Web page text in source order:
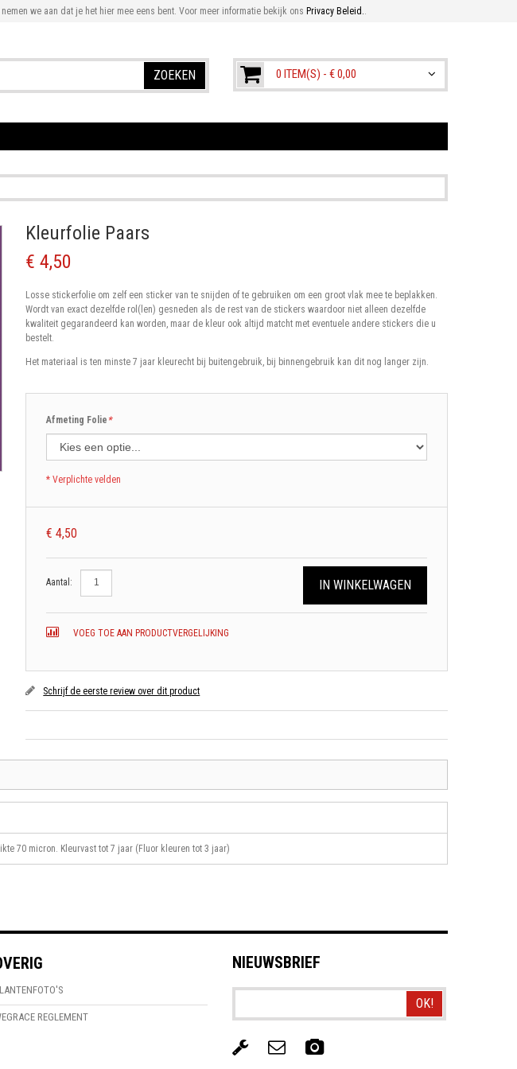
we aan dat je het hier mee eens bent. Voor meer informatie bekijk ons Privacy Beleid..
0 ITEM(S) - € 0,00
ZOEKEN
Kleurfolie Paars
€ 4,50
Losse stickerfolie om zelf een sticker van te snijden of te gebruiken om een groot vlak mee te beplakken.
Wordt van exact dezelfde rol(len) gesneden als de rest van de stickers waardoor niet alleen dezelfde
kwaliteit gegarandeerd kan worden, maar de kleur ook altijd matcht met eventuele andere stickers die u
bestelt.
Het materiaal is ten minste 7 jaar kleurecht bij buitengebruik, bij binnengebruik kan dit nog langer zijn.
*
Afmeting Folie
* Verplichte velden
€ 4,50
Aantal: IN WINKELWAGEN
VOEG TOE AAN PRODUCTVERGELIJKING
Schrijf de eerste review over dit product
70 micron. Kleurvast tot 7 jaar (Fluor kleuren tot 3 jaar)
REGLEMENT
NIEUWSBRIEF
OK!